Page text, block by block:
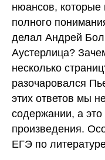
нюансов,
полного
делал Андрей
Аустерлица?
несколько
разочаровался
этих ответов мы
содержании, а
произведения.
ЕГЭ по